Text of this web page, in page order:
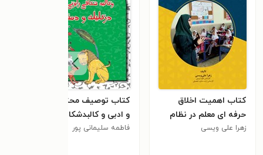
کتاب اهمیت اخلاق
حرفه ای معلم در نظام
آموزشی
زهرا علی ویسی
کتاب توصیف محتوایی
و ادبی و کالبدشکافی
رایزنی ها در کلیله و دمنه
فاطمه سلیمانی پور